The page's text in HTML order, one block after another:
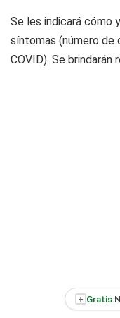
Se les indicará cómo
síntomas (número de
COVID). Se brindarán
+ Gratis: